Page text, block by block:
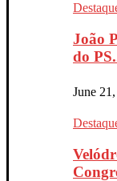
João
do
June